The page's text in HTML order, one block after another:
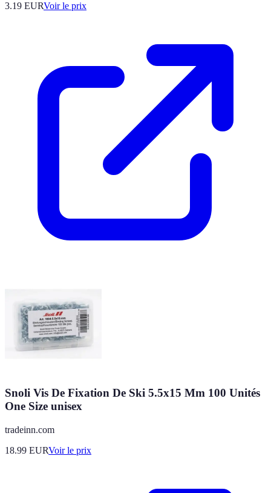
3.19 EURVoir le prix
Snoli Vis De Fixation De Ski 5.5x15 Mm 100 Unités
One Size unisex
tradeinn.com
18.99 EURVoir le prix